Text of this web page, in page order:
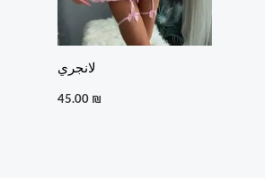
لانجري
45.00 ₪